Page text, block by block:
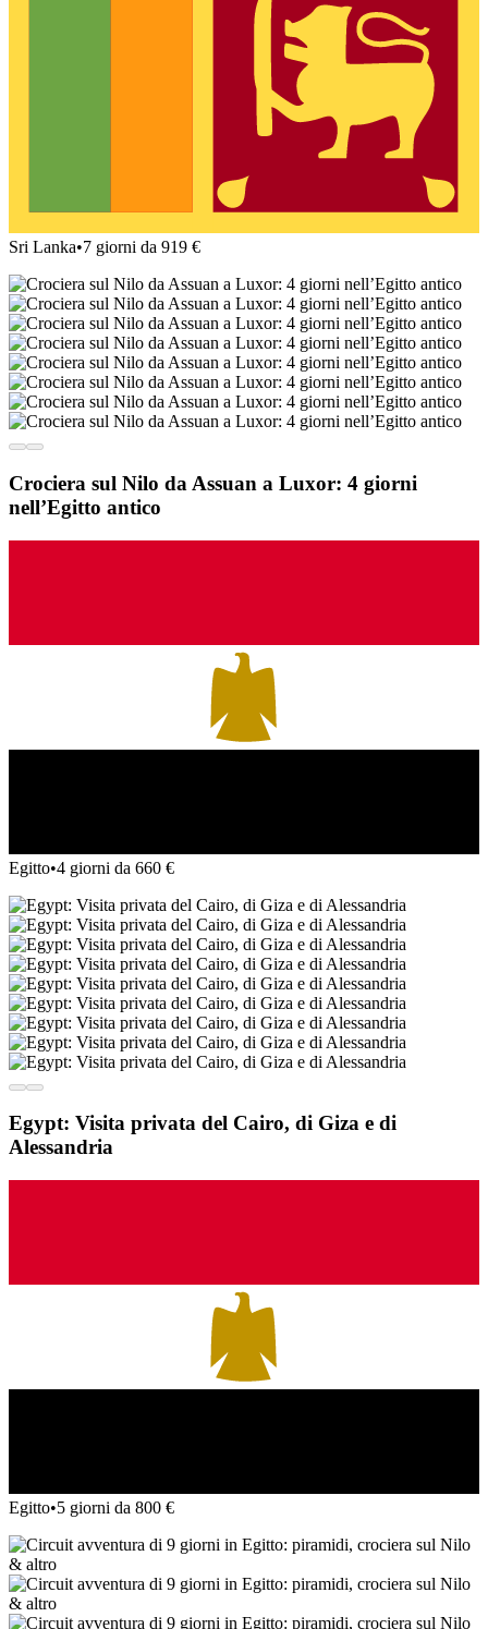
Sri Lanka•7 giorni da 919 €
Crociera sul Nilo da Assuan a Luxor: 4 giorni
nell’Egitto antico
Egitto•4 giorni da 660 €
Egypt: Visita privata del Cairo, di Giza e di
Alessandria
Egitto•5 giorni da 800 €